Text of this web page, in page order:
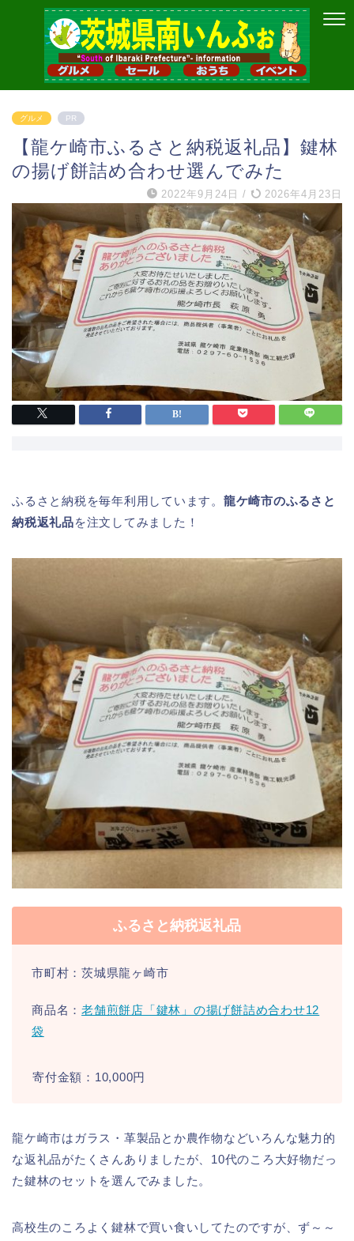
グルメ PR
【龍ケ崎市ふるさと納税返礼品】鍵林
の揚げ餅詰め合わせ選んでみた
2022年9月24日 / 2026年4月23日
ふるさと納税を毎年利用しています。 龍ケ崎市のふるさと
納税返礼品を注文してみました！
ふるさと納税返礼品
市町村：茨城県龍ヶ崎市
商品名：老舗煎餅店「鍵林」の揚げ餅詰め合わせ12
袋
寄付金額：10,000円
龍ケ崎市はガラス・革製品とか農作物などいろんな魅力的
な返礼品がたくさんありましたが、10代のころ大好物だっ
た鍵林のセットを選んでみました。
高校生のころよく鍵林で買い食いしてたのですが、ず～～